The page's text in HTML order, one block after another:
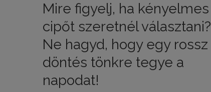
Mire figyelj, ha kényelmes
cipőt szeretnél választani?
Ne hagyd, hogy egy rossz
döntés tönkre tegye a
napodat!